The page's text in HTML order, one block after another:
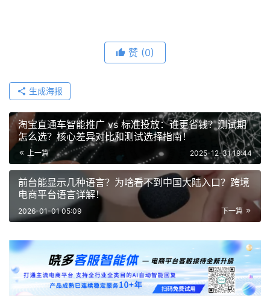
赞 (0)
生成海报
淘宝直通车智能推广 vs 标准投放：谁更省钱？测试期
怎么选？核心差异对比和测试选择指南！
上一篇 2025-12-31 19:44
前台能显示几种语言？为啥看不到中国大陆入口？跨境
电商平台语言详解！
下一篇
2026-01-01 05:09